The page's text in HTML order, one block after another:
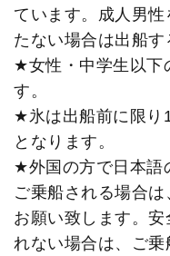
ています。成人男
たない場合は出船す
★女性・中学生以下
す。
★氷は出船前に限り
となります。
★外国の方で日本語
ご乗船される場合
お願い致します。
れない場合は、ご